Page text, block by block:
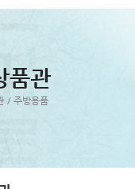
스트
품관
/ 주방용품
5
5